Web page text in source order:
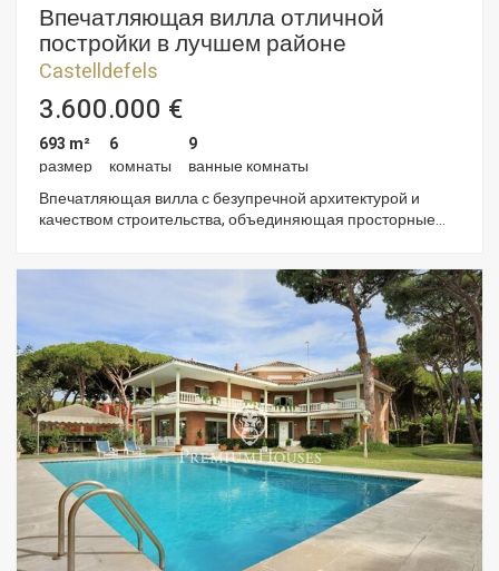
Впечатляющая вилла отличной
постройки в лучшем районе
Кастельдефельса.
Castelldefels
3.600.000 €
693 m²
размер
6
комнаты
9
ванные комнаты
Впечатляющая вилла с безупречной архитектурой и
качеством строительства, объединяющая просторные
горы, для продажи в Bellamar, лучшем районе
до мельчайших деталей для наслаждения
Средиземноморьем. В доме 5 просторных сьютов, каждый
из которых имеет выход на террасу и уединение. Главная
спальня имеет индивидуальную террасу, являющуюся
продолжением самой спальни, и располагает всем
необходимым: большой ванной комнатой с ванной,
душевыми кабинами и просторной гардеробной. В доме 4
полуэтажа, соединенных светлой лестницей и лифтом. Из
большой кухни-столовой можно выйти в сад или в летнюю
столовую. Двойная высота соединяет ее с гостиной с
камином, музыкальной зоной и кабинетом. В доме есть
сауна, бассейн и прачечная. Дом расположен в